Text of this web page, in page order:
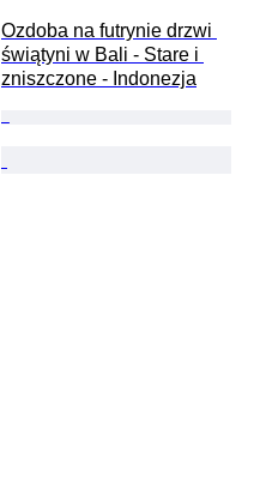
Ozdoba na futrynie drzwi
świątyni w Bali - Stare i
zniszczone - Indonezja